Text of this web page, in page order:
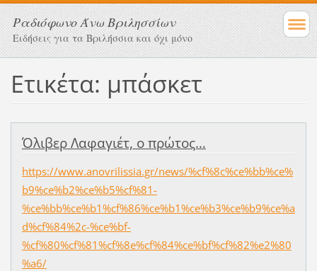
Ραδιόφωνο Άνω Βριλησσίων
Ειδήσεις για τα Βριλήσσια και όχι μόνο
Ετικέτα: μπάσκετ
Όλιβερ Λαφαγιέτ, ο πρώτος…
https://www.anovrilissia.gr/news/%cf%8c%ce%bb%ce%
b9%ce%b2%ce%b5%cf%81-
%ce%bb%ce%b1%cf%86%ce%b1%ce%b3%ce%b9%ce%a
d%cf%84%2c-%ce%bf-
%cf%80%cf%81%cf%8e%cf%84%ce%bf%cf%82%e2%80
%a6/